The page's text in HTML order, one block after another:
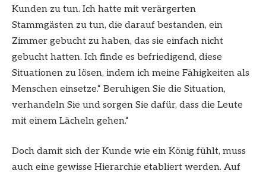
Kunden zu tun. Ich hatte mit verärgerten
Stammgästen zu tun, die darauf bestanden, ein
Zimmer gebucht zu haben, das sie einfach nicht
gebucht hatten. Ich finde es befriedigend, diese
Situationen zu lösen, indem ich meine Fähigkeiten als
Menschen einsetze.“ Beruhigen Sie die Situation,
verhandeln Sie und sorgen Sie dafür, dass die Leute
mit einem Lächeln gehen.“
Doch damit sich der Kunde wie ein König fühlt, muss
auch eine gewisse Hierarchie etabliert werden. Auf